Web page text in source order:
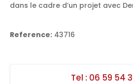
dans le cadre d’un projet avec
Reference: 43716
Tel : 06 59 54